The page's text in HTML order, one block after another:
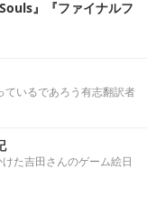
』『ファイナルフ
ているであろう有志翻訳者
た吉田さんのゲーム絵日